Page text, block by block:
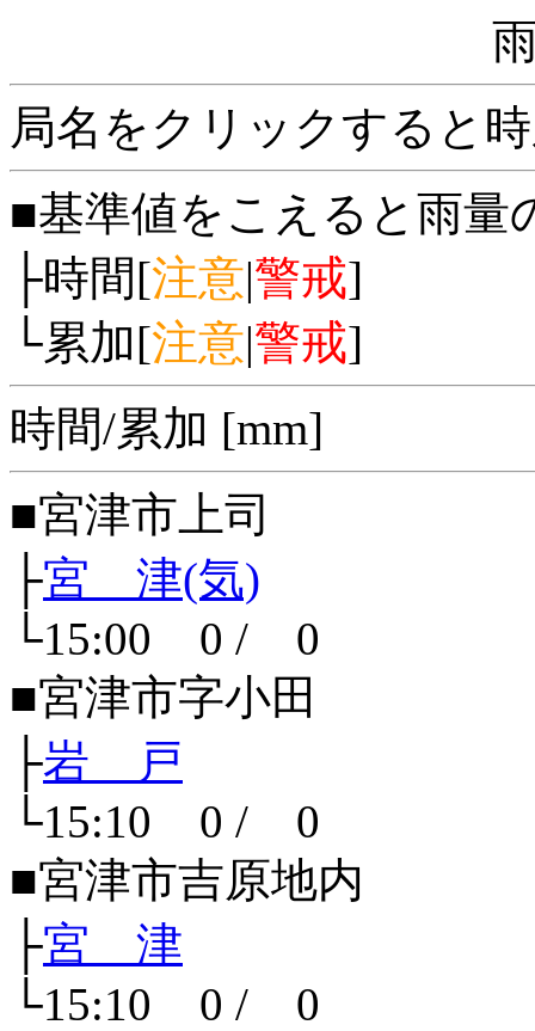
局名をクリックすると
■基準値をこえると雨量
├時間[注意|警戒]
└累加[注意|警戒]
時間/累加 [mm]
■宮津市上司
├宮 津(気)
└15:00 0 / 0
■宮津市字小田
├岩 戸
└15:10 0 / 0
■宮津市吉原地内
├宮 津
└15:10 0 / 0